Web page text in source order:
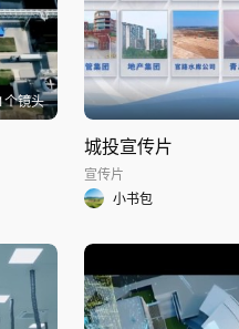
个镜头
城投宣传片
宣传片
小书包